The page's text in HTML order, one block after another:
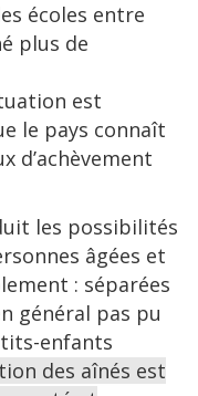
écoles entre
plus de
est
le pays connaît
d’achèvement
les possibilités
âgées et
: séparées
général pas pu
enfants
des aînés est